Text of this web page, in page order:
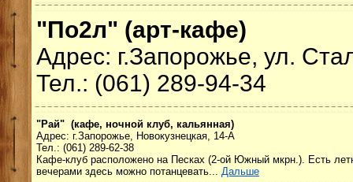
"По2л" (арт-кафе)
Адрес: г.Запорожье, ул.
Тел.: (061) 289-94-34
"Рай" (кафе, ночной клуб, кальянная)
Адрес: г.Запорожье, Новокузнецкая, 14-А
Тел.: (061) 289-62-38
Кафе-клуб расположено на Песках (2-ой Южный мкрн.). Есть
вечерами здесь можно потанцевать... Дальше